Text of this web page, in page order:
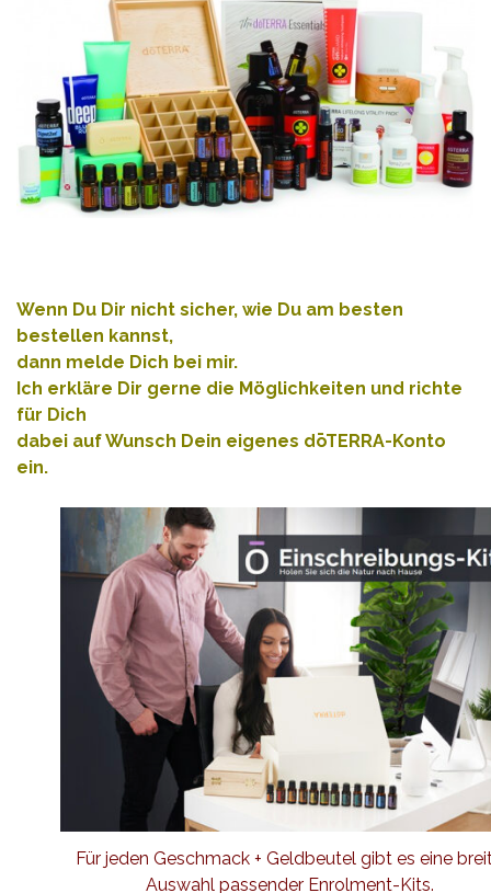
Wenn Du Dir nicht sicher, wie Du am besten
bestellen kannst,
dann melde Dich bei mir.
Ich erkläre Dir gerne die Möglichkeiten und richte
für Dich
dabei auf Wunsch Dein eigenes dōTERRA-Konto
ein.
Für jeden Geschmack + Geldbeutel gibt es eine
Auswahl passender Enrolment-Kits.